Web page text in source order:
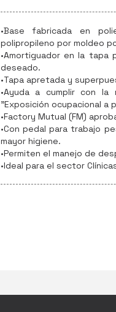
•Base fabricada en
polipropileno por moldeo
•Amortiguador en la
deseado.
•Tapa apretada y
•Ayuda a cumplir con la
"Exposición ocupacional a
•Factory Mutual (FM)
•Con pedal para trabajo
mayor higiene.
•Permiten el manejo de
•Ideal para el sector